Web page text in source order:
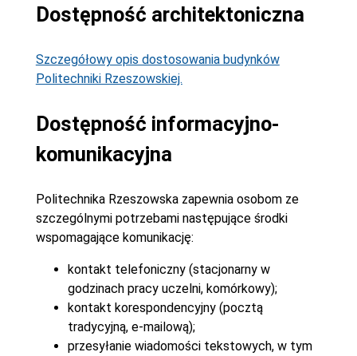
Dostępność architektoniczna
Szczegółowy opis dostosowania budynków
Politechniki Rzeszowskiej.
Dostępność informacyjno-
komunikacyjna
Politechnika Rzeszowska zapewnia osobom ze
szczególnymi potrzebami następujące środki
wspomagające komunikację:
kontakt telefoniczny (stacjonarny w
godzinach pracy uczelni, komórkowy);
kontakt korespondencyjny (pocztą
tradycyjną, e-mailową);
przesyłanie wiadomości tekstowych, w tym